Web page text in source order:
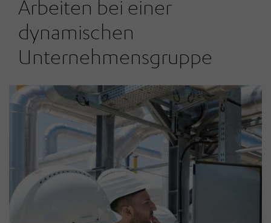
Arbeiten bei einer
dynamischen
Unternehmensgruppe